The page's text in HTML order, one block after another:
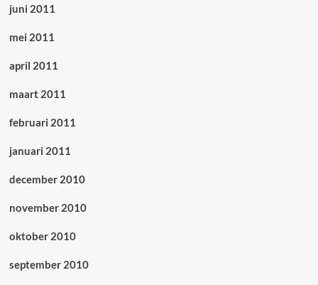
juni 2011
mei 2011
april 2011
maart 2011
februari 2011
januari 2011
december 2010
november 2010
oktober 2010
september 2010